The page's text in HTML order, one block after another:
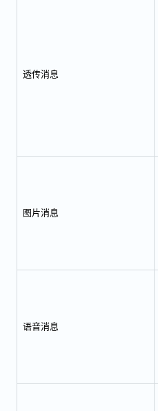
透传消息
图片消息
语音消息